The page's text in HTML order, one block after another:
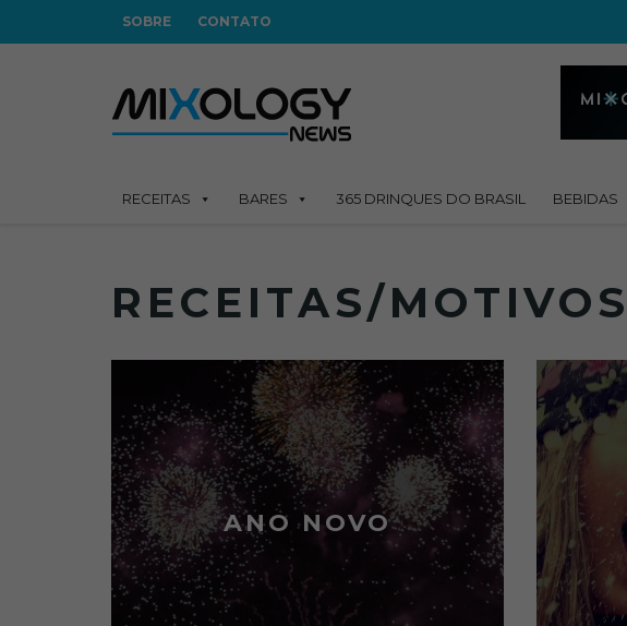
SOBRE CONTATO
RECEITAS BARES 365 DRINQUES DO BRASIL BEBIDAS
RECEITAS/MOTIVOS
ANO NOVO